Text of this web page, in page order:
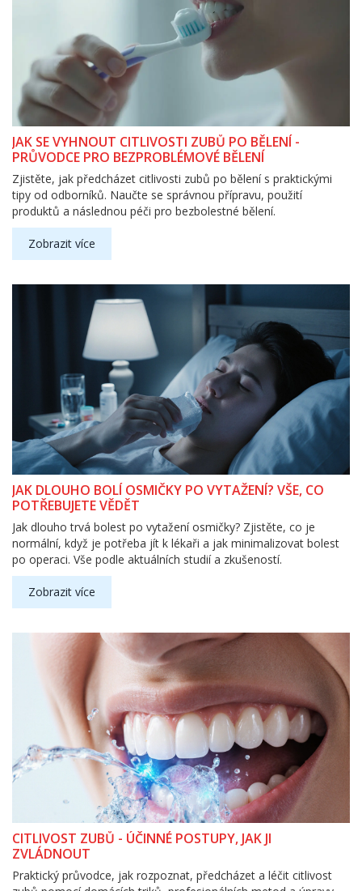
JAK SE VYHNOUT CITLIVOSTI ZUBŮ PO BĚLENÍ -
PRŮVODCE PRO BEZPROBLÉMOVÉ BĚLENÍ
Zjistěte, jak předcházet citlivosti zubů po bělení s praktickými
tipy od odborníků. Naučte se správnou přípravu, použití
produktů a následnou péči pro bezbolestné bělení.
Zobrazit více
JAK DLOUHO BOLÍ OSMIČKY PO VYTAŽENÍ? VŠE, CO
POTŘEBUJETE VĚDĚT
Jak dlouho trvá bolest po vytažení osmičky? Zjistěte, co je
normální, když je potřeba jít k lékaři a jak minimalizovat bolest
po operaci. Vše podle aktuálních studií a zkušeností.
Zobrazit více
CITLIVOST ZUBŮ - ÚČINNÉ POSTUPY, JAK JI
ZVLÁDNOUT
Praktický průvodce, jak rozpoznat, předcházet a léčit citlivost